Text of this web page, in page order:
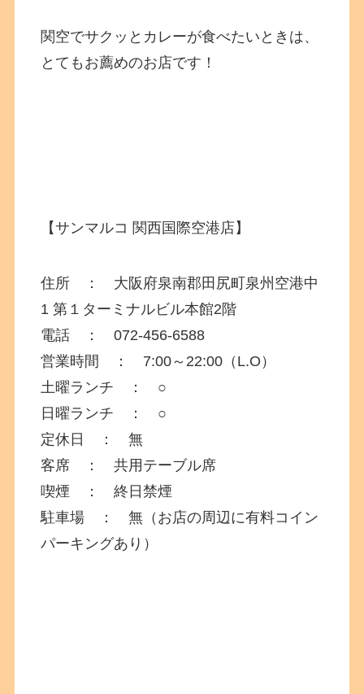
関空でサクッとカレーが食べたいときは、
とてもお薦めのお店です！
【サンマルコ 関西国際空港店】
住所 ： 大阪府泉南郡田尻町泉州空港中
1 第１ターミナルビル本館2階
電話 ： 072-456-6588
営業時間 ： 7:00～22:00（L.O）
土曜ランチ ： ○
日曜ランチ ： ○
定休日 ： 無
客席 ： 共用テーブル席
喫煙 ： 終日禁煙
駐車場 ： 無（お店の周辺に有料コイン
パーキングあり）